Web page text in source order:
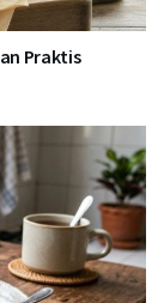
Praktis